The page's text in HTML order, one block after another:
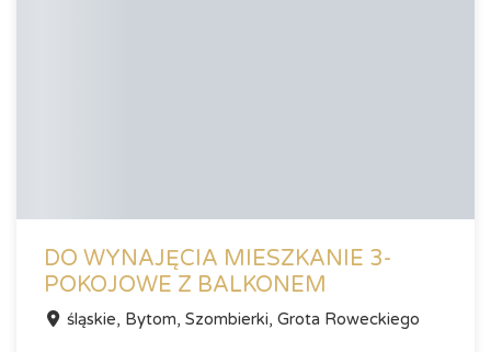
DO WYNAJĘCIA MIESZKANIE 3-
POKOJOWE Z BALKONEM
śląskie, Bytom, Szombierki, Grota Roweckiego